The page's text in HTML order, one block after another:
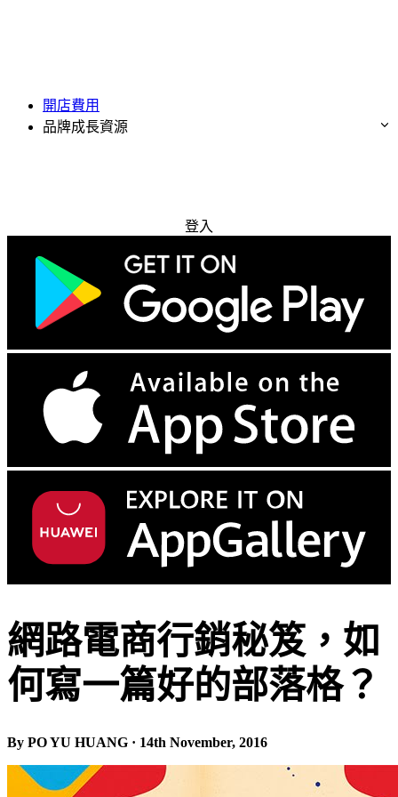
開店費用
品牌成長資源
登入
網路電商行銷秘笈，如
何寫一篇好的部落格？
By PO YU HUANG · 14th November, 2016